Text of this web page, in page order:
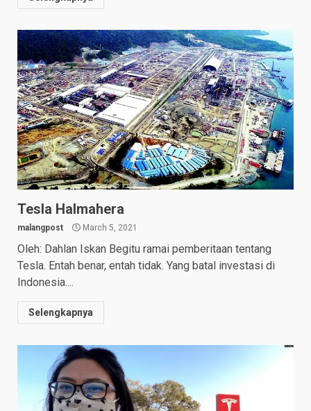
Tesla Halmahera
malangpost March 5, 2021
Oleh: Dahlan Iskan Begitu ramai pemberitaan tentang
Tesla. Entah benar, entah tidak. Yang batal investasi di
Indonesia....
Selengkapnya